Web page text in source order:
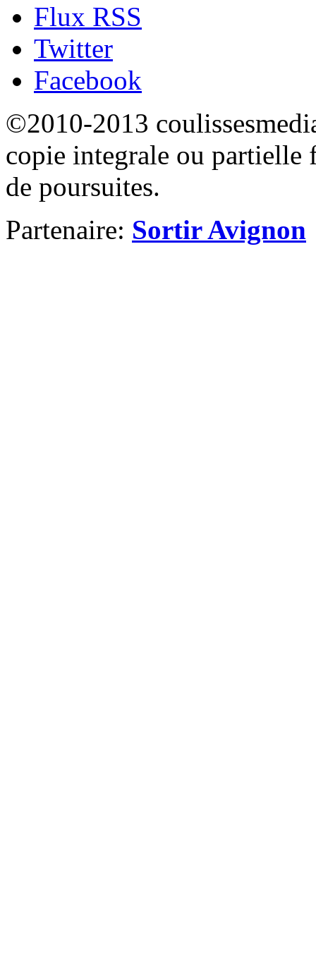
Flux RSS
Twitter
Facebook
©2010-2013
copie integrale ou partielle
de poursuites.
Partenaire: Sortir Avignon